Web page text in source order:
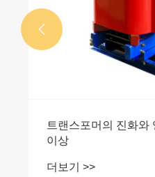
트랜스포머의 진화와
이상
더보기 >>
